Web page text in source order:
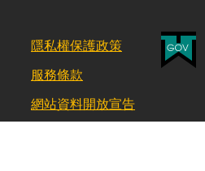
隱私權保護政策
服務條款
網站資料開放宣告